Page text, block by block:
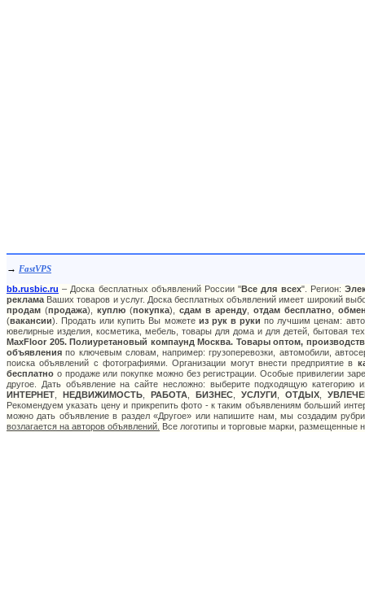
→ FastVPS
bb.rusbic.ru – Доска бесплатных объявлений России "Все для всех". Регион:
реклама Ваших товаров и услуг. Доска бесплатных объявлений имеет широкий
продам (продажа), куплю(покупка), сдам в аренду, отдам бесплатно,
(вакансии). Продать или купить Вы можете из рук в руки по лучшим ценам:
ювелирные изделия, косметика, мебель, товары для дома и для детей, бытовая
MaxFloor 205. Полиуретановый компаунд Москва. Товары оптом,
объявления по ключевым словам, например: грузоперевозки, автомобили,
поиска объявлений с фотографиями. Организации могут внести предприятие в
бесплатно о продаже или покупке можно без регистрации. Особые привилегии
другое. Дать объявление на сайте несложно: выберите подходящую категорию
ИНТЕРНЕТ
НЕДВИЖИМОСТЬ, РАБОТА, БИЗНЕС, УСЛУГИ, ОТДЫХ,
Рекомендуем указать цену и прикрепить фото - к таким объявлениям больший
можно дать объявление в раздел «Другое» или напишите нам, мы создадим
возлагается на авторов объявлений. Все логотипы и торговые марки, размещенные